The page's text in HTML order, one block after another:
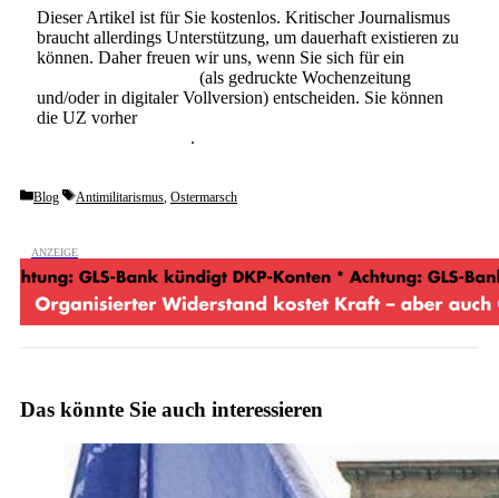
Dieser Artikel ist für Sie kostenlos. Kritischer Journalismus
braucht allerdings Unterstützung, um dauerhaft existieren zu
können. Daher freuen wir uns, wenn Sie sich für ein
(als gedruckte Wochenzeitung
und/oder in digitaler Vollversion) entscheiden. Sie können
die UZ vorher
.
Categories
Blog Tags
Antimilitarismus, Ostermarsch
Das könnte Sie auch interessieren